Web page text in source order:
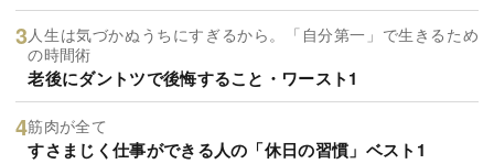
人生は気づかぬうちにすぎるから。「自分第一」で生きるため
の時間術
老後にダントツで後悔すること・ワースト1
筋肉が全て
すさまじく仕事ができる人の「休日の習慣」ベスト1